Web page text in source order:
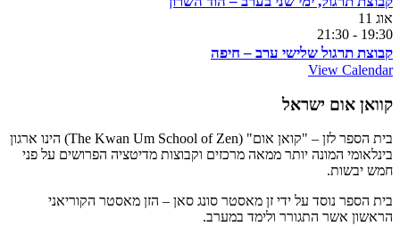
אוג 11
19:30
-
21:30
קבוצת תרגול שלישי ערב – חיפה
View Calendar
קוואן אום ישראל
בית הספר לזן – "קואן אום" (The Kwan Um School of Zen) הינו ארגון
בינלאומי המונה יותר ממאה מרכזים וקבוצות מדיטציה הפרושים על פני
חמש יבשות.
בית הספר נוסד על ידי זן מאסטר סונג סאן – הזן מאסטר הקוריאני
הראשון אשר התגורר ולימד במערב.